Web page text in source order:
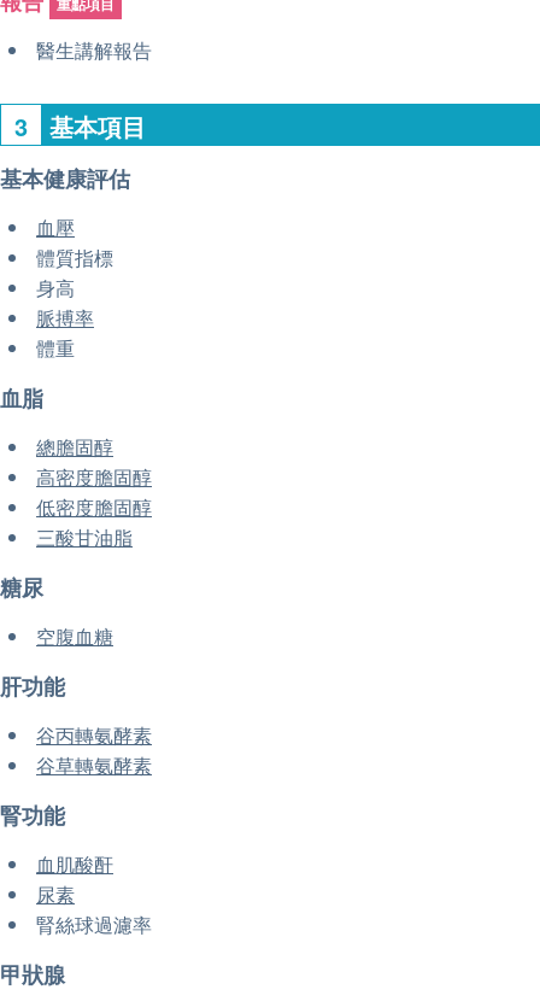
醫生講解報告
3 基本項目
基本健康評估
血壓
體質指標
身高
脈搏率
體重
血脂
總膽固醇
高密度膽固醇
低密度膽固醇
三酸甘油脂
糖尿
空腹血糖
肝功能
谷丙轉氨酵素
谷草轉氨酵素
腎功能
血肌酸酐
尿素
腎絲球過濾率
甲狀腺